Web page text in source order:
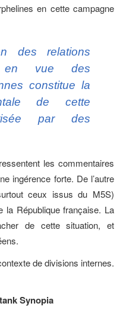
en cette campagne
des relations
en vue des
constitue la
de cette
par des
les commentaires
ingérence forte. De l’autre
ceux issus du M5S)
la République française. La
de cette situation, et
de divisions internes.
Synopia